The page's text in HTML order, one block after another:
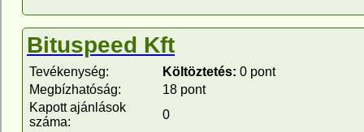
Bituspeed Kft
Tevékenység: Költöztetés: 0 pont
Megbízhatóság:
18 pont
Kapott ajánlások
száma:
0